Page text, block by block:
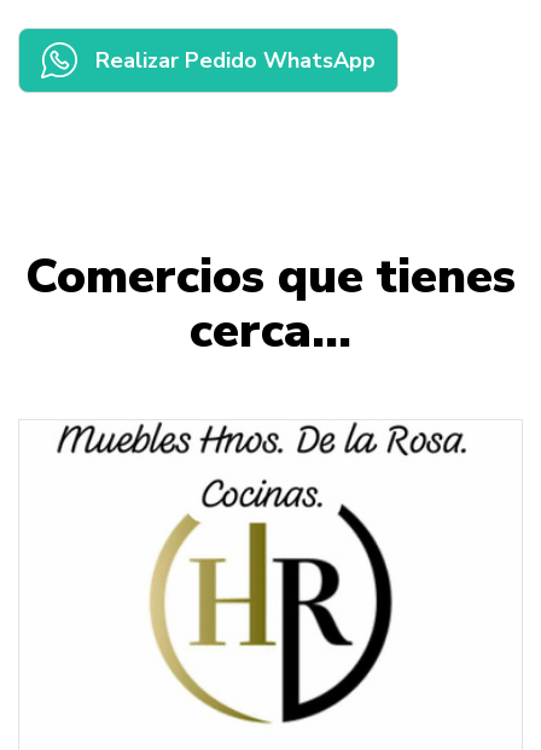
Realizar Pedido WhatsApp
Comercios que tienes
cerca...